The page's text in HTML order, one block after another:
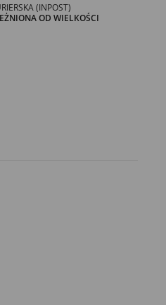
(INPOST)
OD WIELKOŚCI